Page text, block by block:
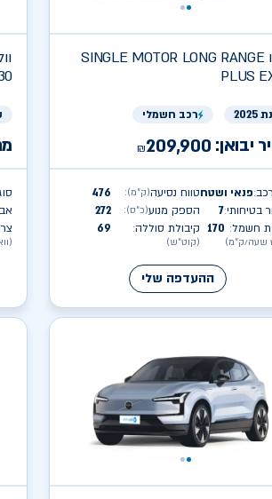
SINGLE MOTOR LONG RANGE
PLUS
רכב חשמלי
יבואן: ₪209,900
:פנאי ושטח
בטיחותי:
7
חשמל:
שעה/ק״מ)
170
טווח נסיעה(ק״מ):
476
הספק מנוע(כ״ס):
272
קיבולת סוללה:
(קוט״ש)
69
ההעדפה שלי